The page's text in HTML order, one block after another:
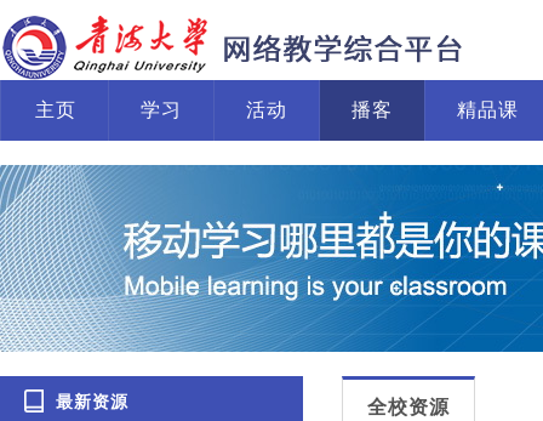
主页 学习 活动 播客 精品课
最新资源 全校资源